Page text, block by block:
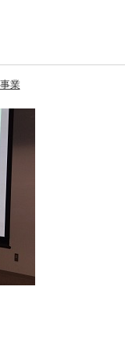
業